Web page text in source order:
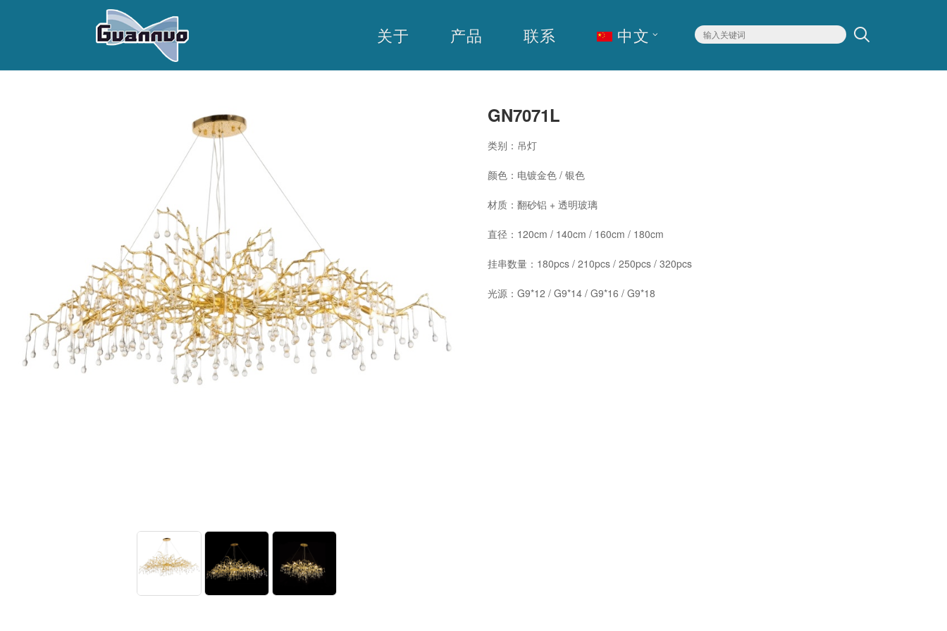
关于 产品 联系 中文
GN7071L
类别：吊灯
颜色：电镀金色 / 银色
材质：翻砂铝 + 透明玻璃
直径：120cm / 140cm / 160cm / 180cm
挂串数量：180pcs / 210pcs / 250pcs / 320pcs
光源：G9*12 / G9*14 / G9*16 / G9*18